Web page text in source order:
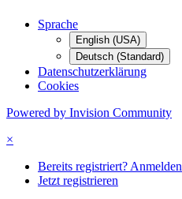
Sprache
English (USA)
Deutsch (Standard)
Datenschutzerklärung
Cookies
Powered by Invision Community
×
Bereits registriert? Anmelden
Jetzt registrieren